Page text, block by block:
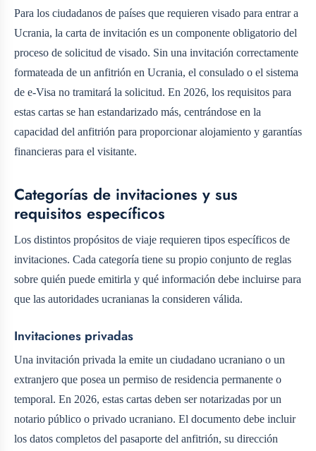
Para los ciudadanos de países que requieren visado para entrar a
Ucrania, la carta de invitación es un componente obligatorio del
proceso de solicitud de visado. Sin una invitación correctamente
formateada de un anfitrión en Ucrania, el consulado o el sistema
de e-Visa no tramitará la solicitud. En 2026, los requisitos para
estas cartas se han estandarizado más, centrándose en la
capacidad del anfitrión para proporcionar alojamiento y garantías
financieras para el visitante.
Categorías de invitaciones y sus
requisitos específicos
Los distintos propósitos de viaje requieren tipos específicos de
invitaciones. Cada categoría tiene su propio conjunto de reglas
sobre quién puede emitirla y qué información debe incluirse para
que las autoridades ucranianas la consideren válida.
Invitaciones privadas
Una invitación privada la emite un ciudadano ucraniano o un
extranjero que posea un permiso de residencia permanente o
temporal. En 2026, estas cartas deben ser notarizadas por un
notario público o privado ucraniano. El documento debe incluir
los datos completos del pasaporte del anfitrión, su dirección